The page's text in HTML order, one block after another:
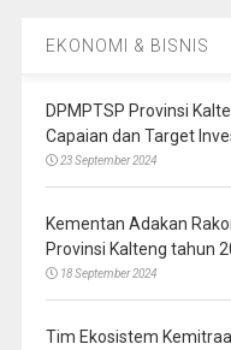
EKONOMI & BISNIS
DPMPTSP Provinsi
Capaian dan Target
23 September 2024
Kementan Adakan
Provinsi Kalteng tahun
18 September 2024
Tim Ekosistem